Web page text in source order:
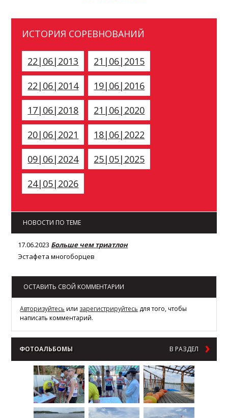
ИСТОРИЯ СОРЕВНОВАНИЙ
22|06|2013
21|06|2015
22|06|2014
19|06|2016
17|06|2018
21|06|2020
20|06|2021
18|06|2022
09|06|2024
25|05|2025
24|05|2026
НОВОСТИ ПО ТЕМЕ
17.06.2023 Больше чем триатлон
Эстафета многоборцев
ОСТАВИТЬ СВОЙ КОММЕНТАРИИ
Авторизуйтесь или зарегистрируйтесь для того, чтобы
написать комментарий.
ФОТОАЛЬБОМЫ В РАЗДЕЛ